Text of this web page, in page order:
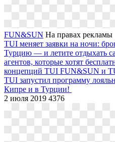
FUN&SUN На правах рекламы
TUI меняет заявки на ночи:
Турцию — и летите отдыхать
агентов, которые хотят
концепций TUI FUN&SUN и
TUI запустил программу
Кипре и в Турции!
2 июля 2019 4376